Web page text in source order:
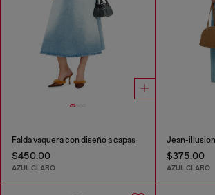
Falda vaquera con diseño a capas
$450.00
AZUL CLARO
$375.00
AZUL CLARO